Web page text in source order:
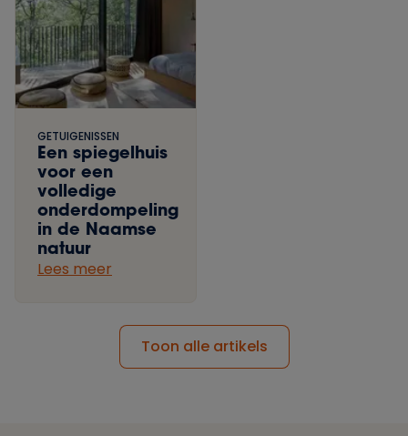
GETUIGENISSEN
Een spiegelhuis
voor een
volledige
onderdompeling
in de Naamse
natuur
Lees meer
Toon alle artikels